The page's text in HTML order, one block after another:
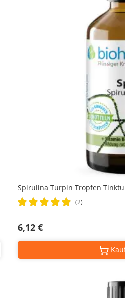
Spirulina Turpin Tropfen
Rating:
(2)
6,12 €